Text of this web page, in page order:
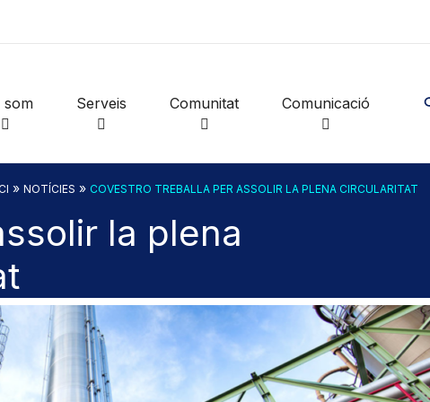
som Serveis Comunitat Comunicació
» NOTÍCIES » COVESTRO TREBALLA PER ASSOLIR LA PLENA CIRCULARITAT
la plena